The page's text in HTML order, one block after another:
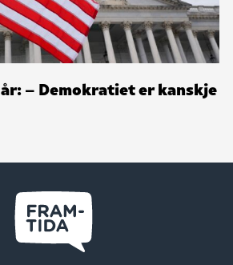
– Demokratiet er kanskje